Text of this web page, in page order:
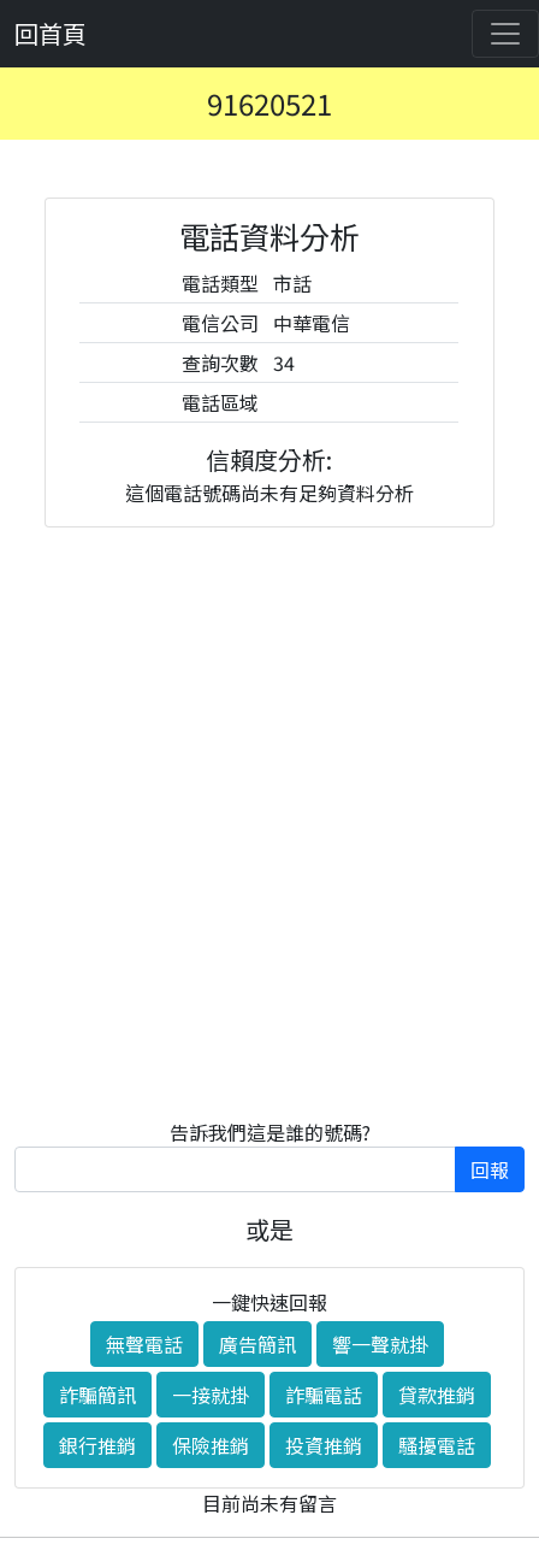
回首頁
91620521
電話資料分析
電話類型 市話
電信公司 中華電信
查詢次數 34
電話區域
信賴度分析:
這個電話號碼尚未有足夠資料分析
告訴我們這是誰的號碼?
回報
或是
一鍵快速回報
無聲電話
廣告簡訊
響一聲就掛
詐騙簡訊
一接就掛 詐騙電話
貸款推銷
銀行推銷
保險推銷 投資推銷
騷擾電話
目前尚未有留言